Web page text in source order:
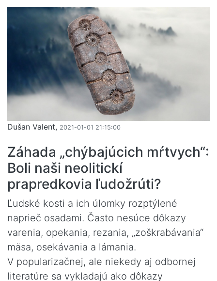
Dušan Valent, 2021-01-01 21:15:00
Záhada „chýbajúcich mŕtvych“:
Boli naši neolitickí
prapredkovia ľudožrúti?
Ľudské kosti a ich úlomky rozptýlené
naprieč osadami. Často nesúce dôkazy
varenia, opekania, rezania, „zoškrabávania“
mäsa, osekávania a lámania.
V popularizačnej, ale niekedy aj odbornej
literatúre sa vykladajú ako dôkazy